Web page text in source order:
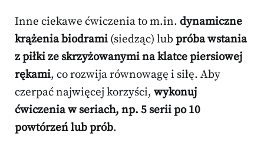
Inne ciekawe ćwiczenia to m.in. dynamiczne
krążenia biodrami (siedząc) lub próba wstania
z piłki ze skrzyżowanymi na klatce piersiowej
rękami, co rozwija równowagę i siłę. Aby
czerpać najwięcej korzyści, wykonuj
ćwiczenia w seriach, np. 5 serii po 10
powtórzeń lub prób.